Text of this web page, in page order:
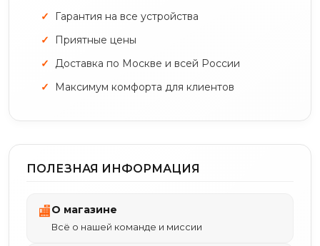
Гарантия на все устройства
Приятные цены
Доставка по Москве и всей России
Максимум комфорта для клиентов
ПОЛЕЗНАЯ ИНФОРМАЦИЯ
🏬О магазине
Всё о нашей команде и миссии